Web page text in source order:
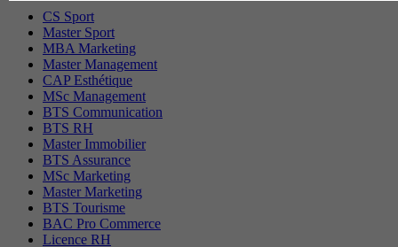
CS Sport
Master Sport
MBA Marketing
Master Management
CAP Esthétique
MSc Management
BTS Communication
BTS RH
Master Immobilier
BTS Assurance
MSc Marketing
Master Marketing
BTS Tourisme
BAC Pro Commerce
Licence RH